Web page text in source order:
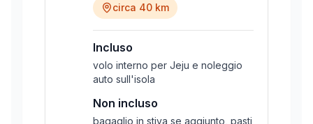
circa 40 km
Incluso
volo interno per Jeju e noleggio
auto sull'isola
Non incluso
bagaglio in stiva se aggiunto, pasti